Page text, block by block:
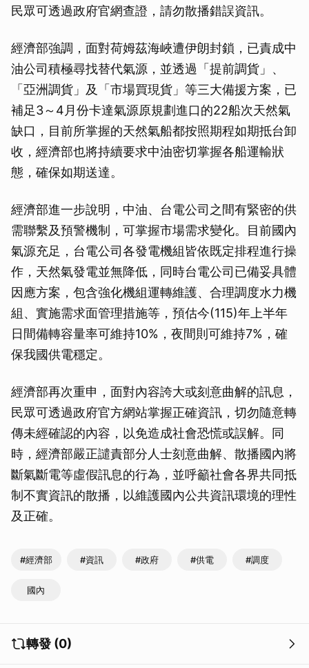
民眾可透過政府官網查證，請勿散播錯誤資訊。
經濟部強調，面對荷姆茲海峽遭伊朗封鎖，已責成中
油公司積極尋找替代氣源，並透過「提前調貨」、
「亞洲調貨」及「市場買現貨」等三大備援方案，已
補足3～4月份卡達氣源原規劃進口的22船次天然氣
缺口，目前所掌握的天然氣船都按照期程如期抵台卸
收，經濟部也將持續要求中油密切掌握各船運輸狀
態，確保如期送達。
經濟部進一步說明，中油、台電公司之間有緊密的供
需聯繫及預警機制，可掌握市場需求變化。目前國內
氣源充足，台電公司各發電機組皆依既定排程進行操
作，天然氣發電並無降低，同時台電公司已備妥具體
因應方案，包含強化機組運轉維護、合理調度水力機
組、實施需求面管理措施等，預估今(115)年上半年
日間備轉容量率可維持10%，夜間則可維持7%，確
保我國供電穩定。
經濟部再次重申，面對內容誇大或刻意曲解的訊息，
民眾可透過政府官方網站掌握正確資訊，切勿隨意轉
傳未經確認的內容，以免造成社會恐慌或誤解。同
時，經濟部嚴正譴責部分人士刻意曲解、散播國內將
斷氣斷電等虛假訊息的行為，並呼籲社會各界共同抵
制不實資訊的散播，以維護國內公共資訊環境的理性
及正確。
#經濟部 #資訊 #政府 #供電 #調度
國內
轉發 (0)
取消